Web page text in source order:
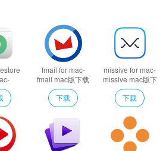
：
Mac怎么关闭SIP系统完整性 Mac SIP怎么关
、搜索的支持无与伦比，尤其适合信息分类
Pane 功能，将收件箱（工作量）分割为更好
个击破。邮件和 Todo List 视图的整合紧密，可
功能更是可圈可点，从联系人到邮件内容、附
。
载
fmail for mac-
fmail mac版下载
v2.7.6
下载
missive for mac-
missive mac版下
载 v10.34.0
下载